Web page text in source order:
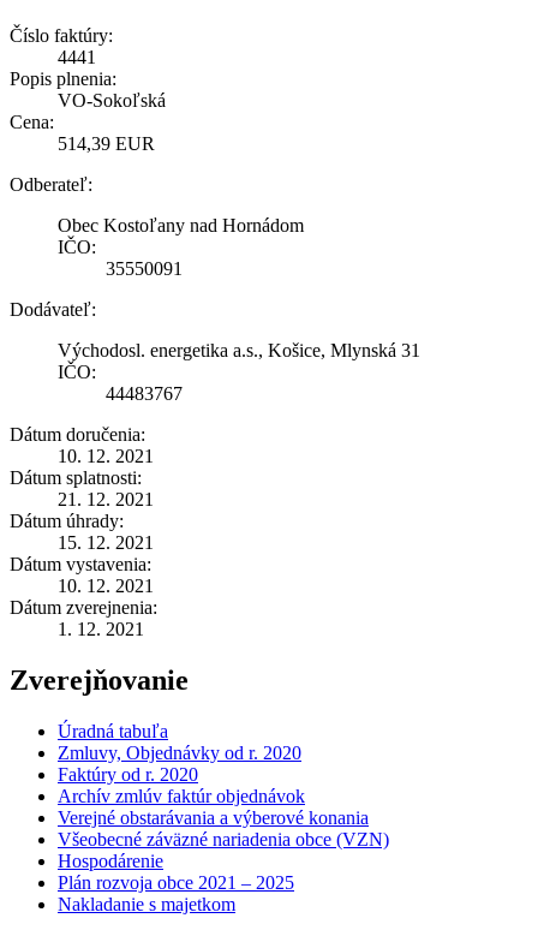
Číslo faktúry:
4441
Popis plnenia:
VO-Sokoľská
Cena:
514,39 EUR
Odberateľ:
Obec Kostoľany nad Hornádom
IČO:
35550091
Dodávateľ:
Východosl. energetika a.s., Košice, Mlynská 31
IČO:
44483767
Dátum doručenia:
10. 12. 2021
Dátum splatnosti:
21. 12. 2021
Dátum úhrady:
15. 12. 2021
Dátum vystavenia:
10. 12. 2021
Dátum zverejnenia:
1. 12. 2021
Zverejňovanie
Úradná tabuľa
Zmluvy, Objednávky od r. 2020
Faktúry od r. 2020
Archív zmlúv faktúr objednávok
Verejné obstarávania a výberové konania
Všeobecné záväzné nariadenia obce (VZN)
Hospodárenie
Plán rozvoja obce 2021 – 2025
Nakladanie s majetkom